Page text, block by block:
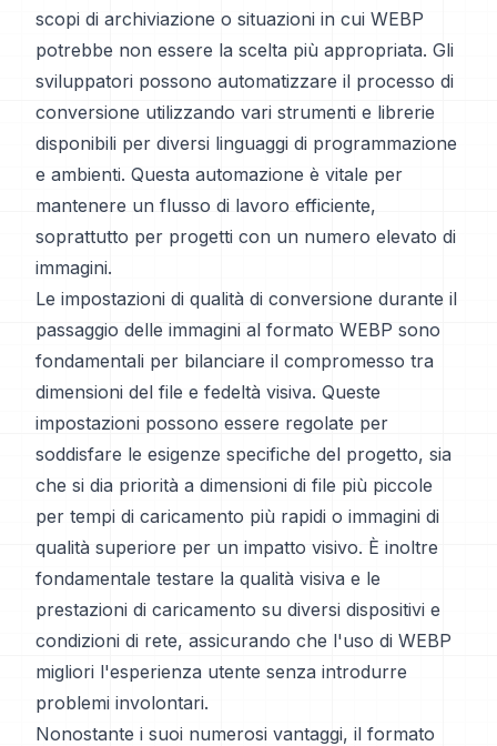
scopi di archiviazione o situazioni in cui WEBP
potrebbe non essere la scelta più appropriata. Gli
sviluppatori possono automatizzare il processo di
conversione utilizzando vari strumenti e librerie
disponibili per diversi linguaggi di programmazione
e ambienti. Questa automazione è vitale per
mantenere un flusso di lavoro efficiente,
soprattutto per progetti con un numero elevato di
immagini.
Le impostazioni di qualità di conversione durante il
passaggio delle immagini al formato WEBP sono
fondamentali per bilanciare il compromesso tra
dimensioni del file e fedeltà visiva. Queste
impostazioni possono essere regolate per
soddisfare le esigenze specifiche del progetto, sia
che si dia priorità a dimensioni di file più piccole
per tempi di caricamento più rapidi o immagini di
qualità superiore per un impatto visivo. È inoltre
fondamentale testare la qualità visiva e le
prestazioni di caricamento su diversi dispositivi e
condizioni di rete, assicurando che l'uso di WEBP
migliori l'esperienza utente senza introdurre
problemi involontari.
Nonostante i suoi numerosi vantaggi, il formato